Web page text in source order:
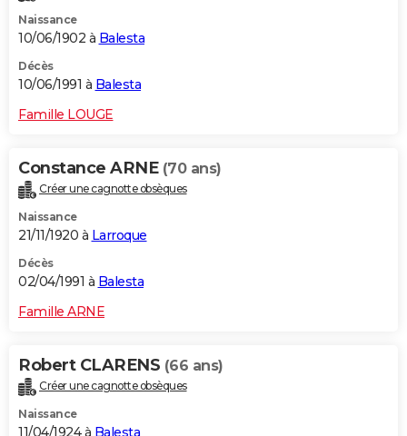
Naissance
10/06/1902 à Balesta
Décès
10/06/1991 à Balesta
Famille LOUGE
Constance ARNE (70 ans)
Créer une cagnotte obsèques
Naissance
21/11/1920 à Larroque
Décès
02/04/1991 à Balesta
Famille ARNE
Robert CLARENS (66 ans)
Créer une cagnotte obsèques
Naissance
11/04/1924 à Balesta